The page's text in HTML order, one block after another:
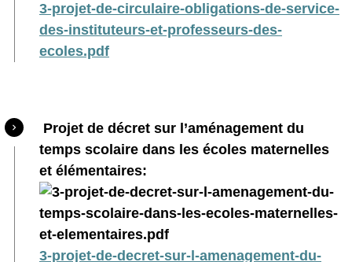
3-projet-de-circulaire-obligations-de-service-
des-instituteurs-et-professeurs-des-
ecoles.pdf
Projet de décret sur l’aménagement du
temps scolaire dans les écoles maternelles
et élémentaires:
3-projet-de-decret-sur-l-amenagement-du-